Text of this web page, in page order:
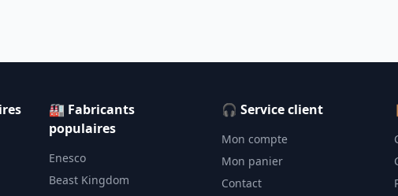
🏭 Fabricants
populaires
Enesco
Beast Kingdom
🎧 Service client
Mon compte
Mon panier
Contact